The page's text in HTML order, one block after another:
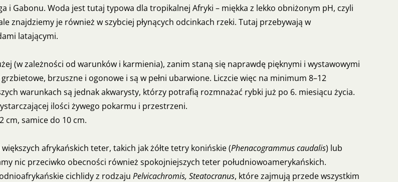
i Gabonu. Woda jest tutaj typowa dla tropikalnej Afryki – miękka z lekko obniżonym pH, czyli
znajdziemy je również w szybciej płynących odcinkach rzeki. Tutaj przebywają w
latającymi.
(w zależności od warunków i karmienia), zanim staną się naprawdę pięknymi i wystawowymi
brzuszne i ogonowe i są w pełni ubarwione. Liczcie więc na minimum 8–12
warunkach są jednak akwarysty, którzy potrafią rozmnażać rybki już po 6. miesiącu życia.
ilości żywego pokarmu i przestrzeni.
cm, samice do 10 cm.
afrykańskich teter, takich jak żółte tetry konińskie (Phenacogrammus caudalis) lub
nic przeciwko obecności również spokojniejszych teter południowoamerykańskich.
cichlidy z rodzaju Pelvicachromis, Steatocranus, które zajmują przede wszystkim